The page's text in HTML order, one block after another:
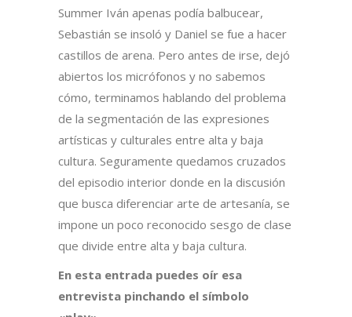
Summer Iván apenas podía balbucear,
Sebastián se insoló y Daniel se fue a hacer
castillos de arena. Pero antes de irse, dejó
abiertos los micrófonos y no sabemos
cómo, terminamos hablando del problema
de la segmentación de las expresiones
artísticas y culturales entre alta y baja
cultura. Seguramente quedamos cruzados
del episodio interior donde en la discusión
que busca diferenciar arte de artesanía, se
impone un poco reconocido sesgo de clase
que divide entre alta y baja cultura.
En esta entrada puedes oír esa
entrevista pinchando el símbolo